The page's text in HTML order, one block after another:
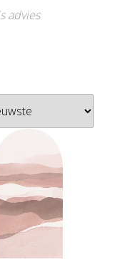
advies